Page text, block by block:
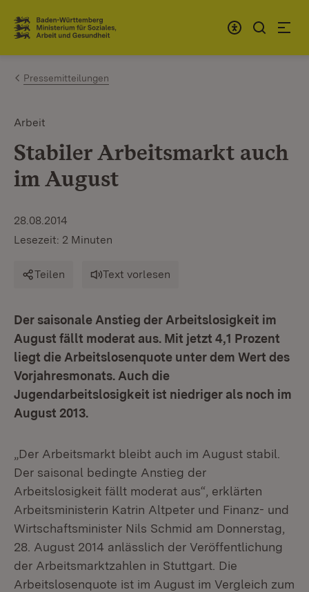
Zum Inhalt springen
Link zur Startseite
Pressemitteilungen
Arbeit
Stabiler Arbeitsmarkt auch
im August
28.08.2014
Lesezeit: 2 Minuten
Teilen Text vorlesen
Der saisonale Anstieg der Arbeitslosigkeit im
August fällt moderat aus. Mit jetzt 4,1 Prozent
liegt die Arbeitslosenquote unter dem Wert des
Vorjahresmonats. Auch die
Jugendarbeitslosigkeit ist niedriger als noch im
August 2013.
„Der Arbeitsmarkt bleibt auch im August stabil.
Der saisonal bedingte Anstieg der
Arbeitslosigkeit fällt moderat aus“, erklärten
Arbeitsministerin Katrin Altpeter und Finanz- und
Wirtschaftsminister Nils Schmid am Donnerstag,
28. August 2014 anlässlich der Veröffentlichung
der Arbeitsmarktzahlen in Stuttgart. Die
Arbeitslosenquote ist im August im Vergleich zum